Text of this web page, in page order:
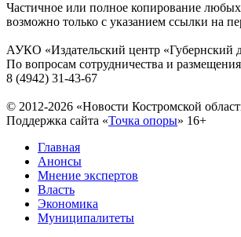
Частичное или полное копирование любых
возможно только с указанием ссылки на
АУКО «Издательский центр «Губернский
По вопросам сотрудничества и
8 (4942) 31-43-67
© 2012-2026 «Новости Костромской
Поддержка сайта «Точка опоры» 16+
Главная
Анонсы
Мнение экспертов
Власть
Экономика
Муниципалитеты